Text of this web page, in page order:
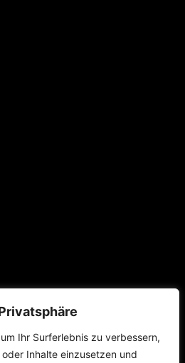
Ihr Surferlebnis zu verbessern,
Inhalte einzusetzen und